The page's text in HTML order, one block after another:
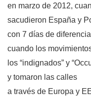
en marzo de 2012,
sacudieron España y
con 7 días de
cuando los
los “indignados” y
y tomaron las calles
a través de Europa y